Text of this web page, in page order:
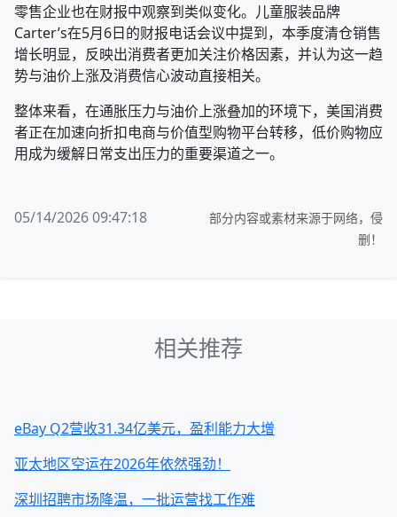
零售企业也在财报中观察到类似变化。儿童服装品牌
Carter’s在5月6日的财报电话会议中提到，本季度清仓销售
增长明显，反映出消费者更加关注价格因素，并认为这一趋
势与油价上涨及消费信心波动直接相关。
整体来看，在通胀压力与油价上涨叠加的环境下，美国消费
者正在加速向折扣电商与价值型购物平台转移，低价购物应
用成为缓解日常支出压力的重要渠道之一。
05/14/2026 09:47:18
部分内容或素材来源于网络，侵
删！
相关推荐
eBay Q2营收31.34亿美元，盈利能力大增
亚太地区空运在2026年依然强劲！
深圳招聘市场降温，一批运营找工作难